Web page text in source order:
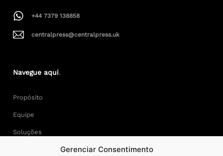
Gerenciar Consentimento
+44 7379 138858
centralpress@centralpress.uk
Navegue aqui.
Propósito
Equipe
Soluções